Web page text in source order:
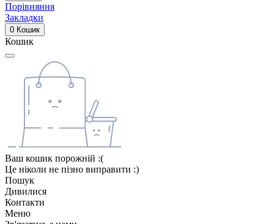
Порівняння
Закладки
0 Кошик
Кошик
Ваш кошик порожній :(
Це ніколи не пізно виправити :)
Пошук
Дивилися
Контакти
Меню